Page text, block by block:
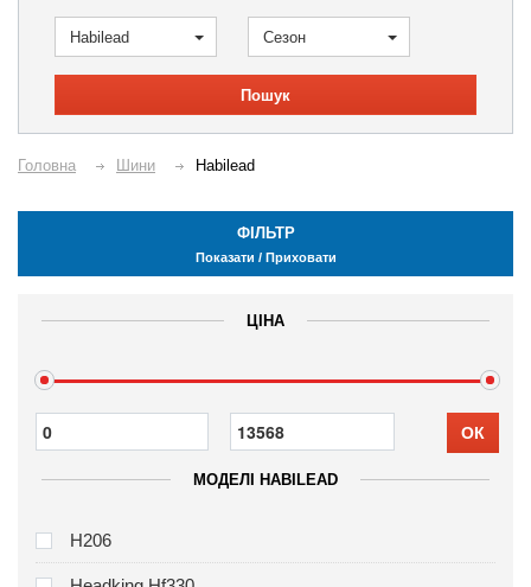
Habilead Сезон
Пошук
Головна Шини Habilead
ФІЛЬТР
Показати / Приховати
ЦІНА
ОК
МОДЕЛІ HABILEAD
H206